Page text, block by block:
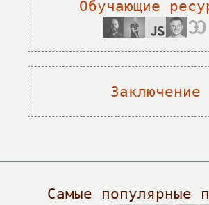
Обучающие
Заключение
Самые популярные